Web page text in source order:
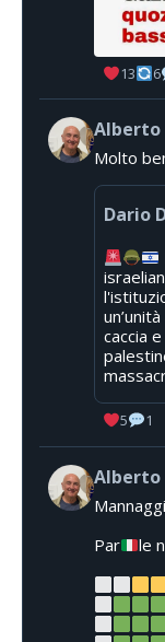
13 6
Alberto
Molto
Dario
caccia
5 1
Alberto
Par
le